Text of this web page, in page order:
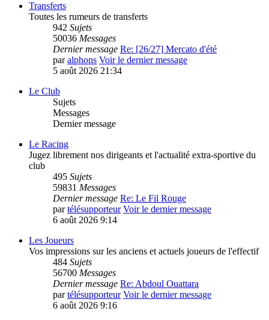
Transferts
Toutes les rumeurs de transferts
942 Sujets
50036 Messages
Dernier message Re: [26/27] Mercato d'été
paralphons Voir le dernier message
5 août 2026 21:34
Le Club
Sujets
Messages
Dernier message
Le Racing
Jugez librement nos dirigeants et l'actualité extra-sportive du
club
495 Sujets
59831 Messages
Dernier message Re: Le Fil Rouge
partélésupporteur Voir le dernier message
6 août 2026 9:14
Les Joueurs
Vos impressions sur les anciens et actuels joueurs de l'effectif
484 Sujets
56700 Messages
Dernier message Re: Abdoul Ouattara
partélésupporteur Voir le dernier message
6 août 2026 9:16